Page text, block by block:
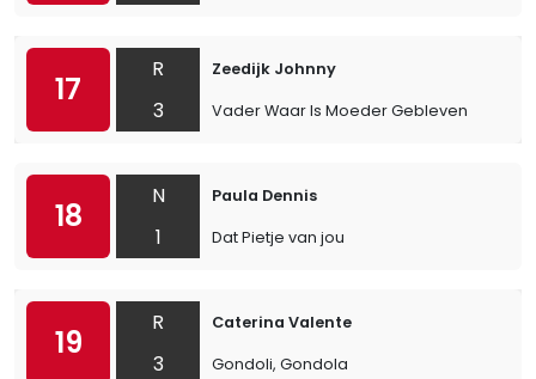
17
R
3
Zeedijk Johnny
Vader Waar Is Moeder Gebleven
18
N
1
Paula Dennis
Dat Pietje van jou
19
R
3
Caterina Valente
Gondoli, Gondola